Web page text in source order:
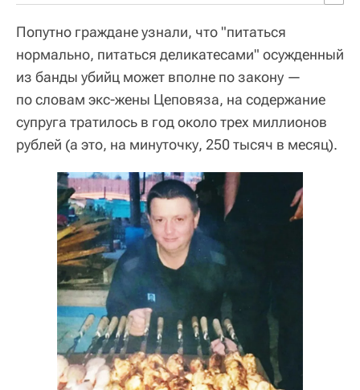
Попутно граждане узнали, что "питаться
нормально, питаться деликатесами" осужденный
из банды убийц может вполне по закону —
по словам экс-жены Цеповяза, на содержание
супруга тратилось в год около трех миллионов
рублей (а это, на минуточку, 250 тысяч в месяц).